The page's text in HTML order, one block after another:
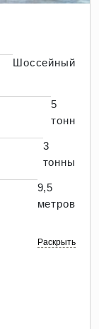
Шоссейный
5
тонн
3
тонны
9,5
метров
Раскрыть